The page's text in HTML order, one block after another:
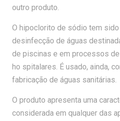
outro produto.
O hipoclorito de sódio tem
desinfecção de águas
de piscinas e em processos
ho spitalares. É usado, ainda,
fabricação de águas sanitárias.
O produto apresenta uma
considerada em qualquer das